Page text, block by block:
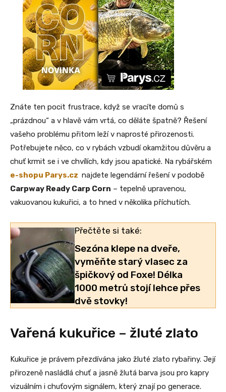
Znáte ten pocit frustrace, když se vracíte domů s
„prázdnou“ a v hlavě vám vrtá, co děláte špatně? Řešení
vašeho problému přitom leží v naprosté přirozenosti.
Potřebujete něco, co v rybách vzbudí okamžitou důvěru a
chuť krmit se i ve chvílích, kdy jsou apatické. Na rybářském
e-shopu Parys.cz najdete legendární řešení v podobě
Carpway Ready Carp Corn – tepelně upravenou,
vakuovanou kukuřici, a to hned v několika příchutích.
Přečtěte si také:
Sezóna klepe na dveře,
vyměňte starý vlasec za
špičkový od Foxe! Délka
1000 metrů stojí lehce přes
dvě stovky!
Vařená kukuřice – žluté zlato
Kukuřice je právem přezdívána jako žluté zlato rybařiny. Její
přirozeně nasládlá chuť a jasně žlutá barva jsou pro kapry
vizuálním i chuťovým signálem, který znají po generace.